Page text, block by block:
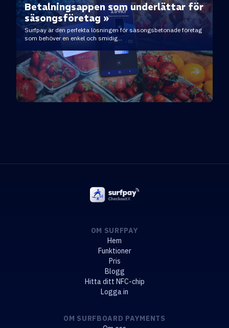
Betalningsappen som underlättar för
säsongsföretag »
Surfpay är den perfekta lösningen för säsongsbetonade företag
som behöver en enkel och smidig...
OM SURFPAY
Hem
Funktioner
Pris
Blogg
Hitta ditt NFC-chip
Logga in
OM SURFBOARD PAYMENTS